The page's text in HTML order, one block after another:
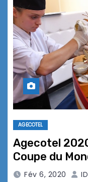
AGECOTEL
Agecotel
Coupe du
Fév 6, 2020